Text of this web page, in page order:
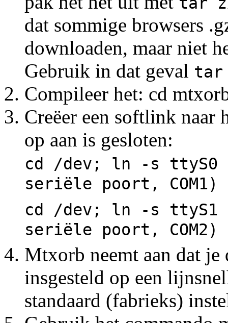
dat sommige browsers
downloaden, maar niet
Gebruik in dat geval tar
Compileer het: cd
Creëer een softlink naar
op aan is gesloten:
cd /dev; ln -s
seriële poort, COM1)
cd /dev; ln -s
seriële poort, COM2)
Mtxorb neemt aan dat
insgesteld op een
standaard (fabrieks)